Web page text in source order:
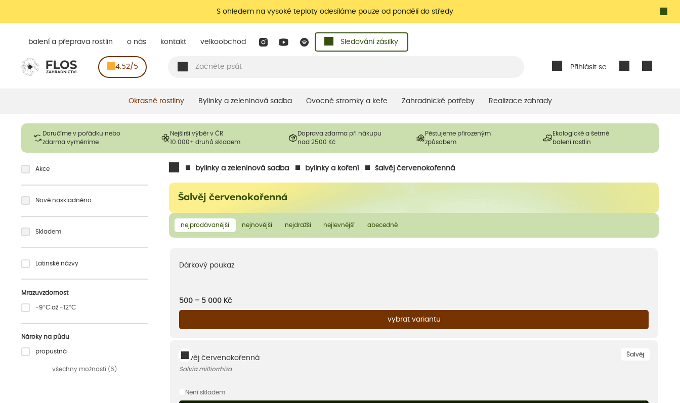
S ohledem na vysoké teploty odesíláme pouze od pondělí do středy
Přihlásit se
balení a přeprava rostlin o nás kontakt velkoobchod Sledování zásilky
4.52/5
Okrasné rostliny Bylinky a zeleninová sadba Ovocné stromky a keře Zahradnické potřeby Realizace zahrady
Doručíme v pořádku nebo
zdarma vyměníme
Nejširší výběr v ČR
10.000+ druhů skladem
Doprava zdarma při nákupu
nad 2500 Kč
Pěstujeme přirozeným
způsobem
Ekologické a šetrné
balení rostlin
bylinky a zeleninová sadba bylinky a koření šalvěj červenokořenná
Šalvěj červenokořenná
nejprodávanější nejnovější nejdražší nejlevnější abecedně
Akce
Nově naskladněno
Skladem
Latinské názvy
Mrazuvzdornost
-9°C až -12°C
Nároky na půdu
propustná
všechny možnosti (6)
Dárkový poukaz
500 – 5 000 Kč
vybrat variantu
Šalvěj
Šalvěj červenokořenná
Salvia miltiorrhiza
Není skladem